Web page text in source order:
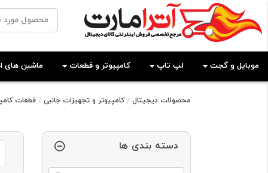
موبایل و گجت لپ تاپ کامپیوتر و قطعات ماشین های
محصولات دیجیتال کامپیوتر و تجهیزات جانبی قطعات
دسته بندی ها